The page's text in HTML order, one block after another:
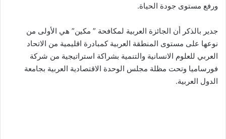
ورفع مستوى جودة الحياة.
جدير بالذكر أن الجائزة العربية لمكافحة ” مكين” هي الأولى من
نوعها على مستوى المنطقة العربية كمبادرة اقليمية من الاتحاد
العربي للعلوم الانسانية والتنمية بشراكة استراتيجية من شركة
فورساميا وتحت مظلة مجلس الوحدة الاقتصادية العربية بجامعة
الدول العربية.